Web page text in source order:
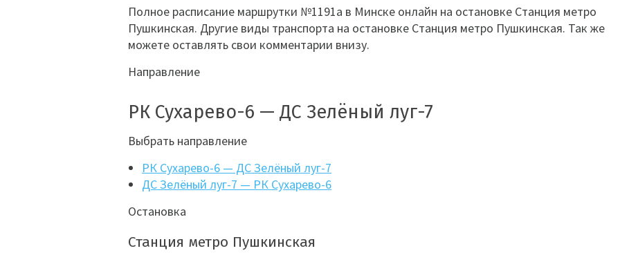
Полное расписание маршрутки №1191а в Минске онлайн на остановке Станция метро
Пушкинская. Другие виды транспорта на остановке Станция метро Пушкинская. Так же
можете оставлять свои комментарии внизу.
Направление
РК Сухарево-6 — ДС Зелёный луг-7
Выбрать направление
РК Сухарево-6 — ДС Зелёный луг-7
ДС Зелёный луг-7 — РК Сухарево-6
Остановка
Станция метро Пушкинская